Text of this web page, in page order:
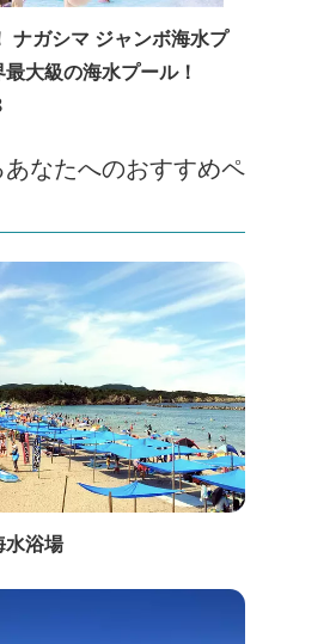
ナガシマ ジャンボ海水プ
大級の海水プール！
なたへのおすすめペ
水浴場